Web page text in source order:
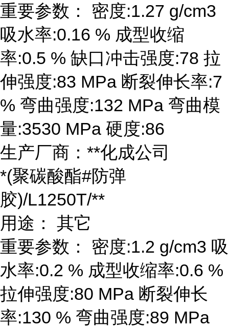
重要参数： 密度:1.27 g/cm3
吸水率:0.16 % 成型收缩
率:0.5 % 缺口冲击强度:78 拉
伸强度:83 MPa 断裂伸长率:7
% 弯曲强度:132 MPa 弯曲模
量:3530 MPa 硬度:86
生产厂商：**化成公司
*(聚碳酸酯#防弹
胶)/L1250T/**
用途： 其它
重要参数： 密度:1.2 g/cm3 吸
水率:0.2 % 成型收缩率:0.6 %
拉伸强度:80 MPa 断裂伸长
率:130 % 弯曲强度:89 MPa